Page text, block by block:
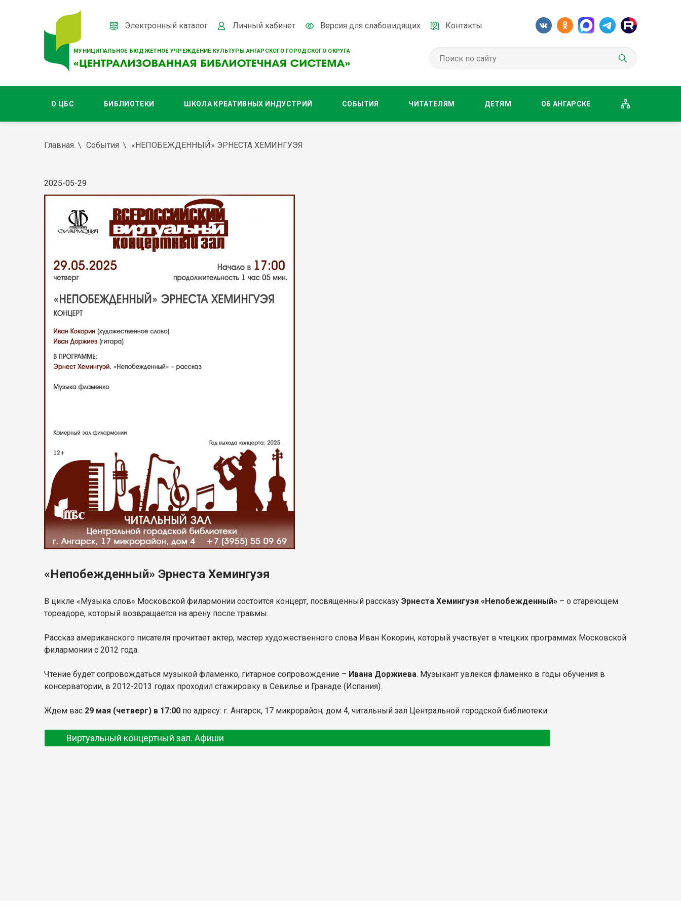
МУНИЦИПАЛЬНОЕ БЮДЖЕТНОЕ УЧРЕЖДЕНИЕ КУЛЬТУРЫ АНГАРСКОГО ГОРОДСКОГО ОКРУГА
Электронный каталог Личный кабинет Версия для слабовидящих Контакты
О ЦБС БИБЛИОТЕКИ ШКОЛА КРЕАТИВНЫХ ИНДУСТРИЙ СОБЫТИЯ ЧИТАТЕЛЯМ ДЕТЯМ ОБ АНГАРСКЕ
Главная События «НЕПОБЕЖДЕННЫЙ» ЭРНЕСТА ХЕМИНГУЭЯ
2025-05-29
«Непобежденный» Эрнеста Хемингуэя
В цикле «Музыка слов» Московской филармонии состоится концерт, посвященный рассказу Эрнеста Хемингуэя «Непобежденный» – о стареющем
тореадоре, который возвращается на арену после травмы.
Рассказ американского писателя прочитает актер, мастер художественного слова Иван Кокорин, который участвует в чтецких программах Московской
филармонии с 2012 года.
Чтение будет сопровождаться музыкой фламенко, гитарное сопровождение – Ивана Доржиева. Музыкант увлекся фламенко в годы обучения в
консерватории, в 2012-2013 годах проходил стажировку в Севилье и Гранаде (Испания).
Ждем вас 29 мая (четверг) в 17:00 по адресу: г. Ангарск, 17 микрорайон, дом 4, читальный зал Центральной городской библиотеки.
Виртуальный концертный зал. Афиши